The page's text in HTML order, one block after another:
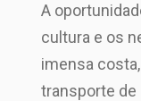
A
cultura e os
imensa
transporte de